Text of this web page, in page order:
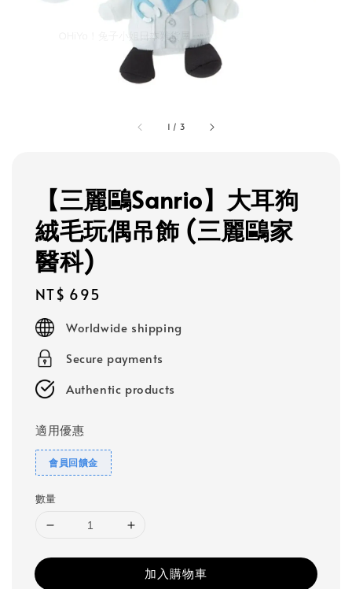
1 / 3
【三麗鷗Sanrio】大耳狗
絨毛玩偶吊飾 (三麗鷗家
醫科)
Regular
price
NT$ 695
Worldwide shipping
Secure payments
Authentic products
適用優惠
會員回饋金
數量
加入購物車